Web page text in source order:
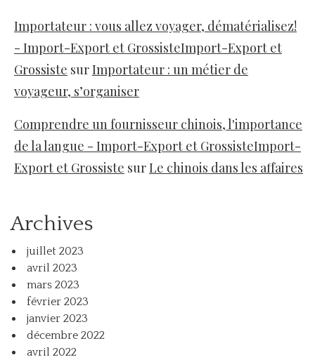
Importateur : vous allez voyager, dématérialisez!
- Import-Export et GrossisteImport-Export et
Grossiste surImportateur : un métier de
voyageur, s’organiser
Comprendre un fournisseur chinois, l'importance
de la langue - Import-Export et GrossisteImport-
Export et Grossiste surLe chinois dans les affaires
Archives
juillet 2023
avril 2023
mars 2023
février 2023
janvier 2023
décembre 2022
avril 2022